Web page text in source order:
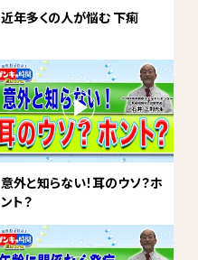
近年多くの人が悩む 下痢
意外と知らない！耳のウソ？ホ
ント？